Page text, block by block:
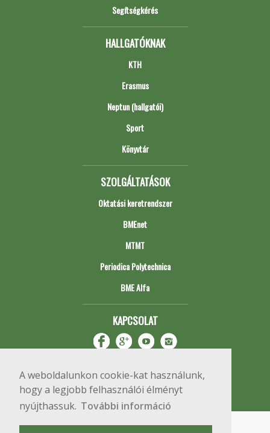
A weboldalunkon cookie-kat használunk,
hogy a legjobb felhasználói élményt
nyújthassuk. További információ
Segítségkérés
HALLGATÓKNAK
KTH
Erasmus
Neptun (hallgatói)
Sport
Könyvtár
SZOLGÁLTATÁSOK
Oktatási keretrendszer
BMEnet
MTMT
Periodica Polytechnica
BME Alfa
KAPCSOLAT